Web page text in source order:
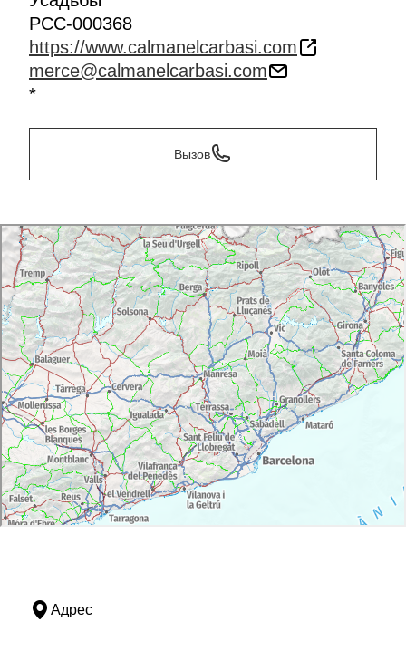
PCC-000368
https://www.calmanelcarbasi.com
merce@calmanelcarbasi.com
*
Вызов
Адрес